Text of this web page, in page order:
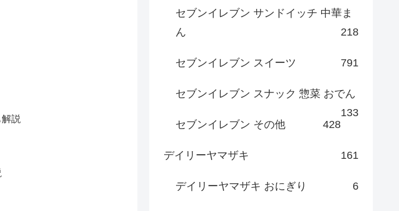
説
セブンイレブン サンドイッチ 中華ま
ん
218
セブンイレブン スイーツ 791
セブンイレブン スナック 惣菜 おでん
133
セブンイレブン その他
428
デイリーヤマザキ 161
デイリーヤマザキ おにぎり 6